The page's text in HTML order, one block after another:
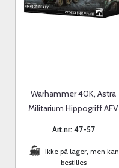
Warhammer 40K, Astra
Militarium Hippogriff AFV
Art.nr: 47-57
Ikke på lager, men kan
bestilles